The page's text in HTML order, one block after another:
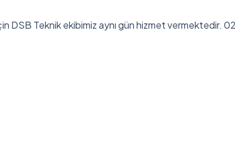
DSB Teknik ekibimiz aynı gün hizmet vermektedir.